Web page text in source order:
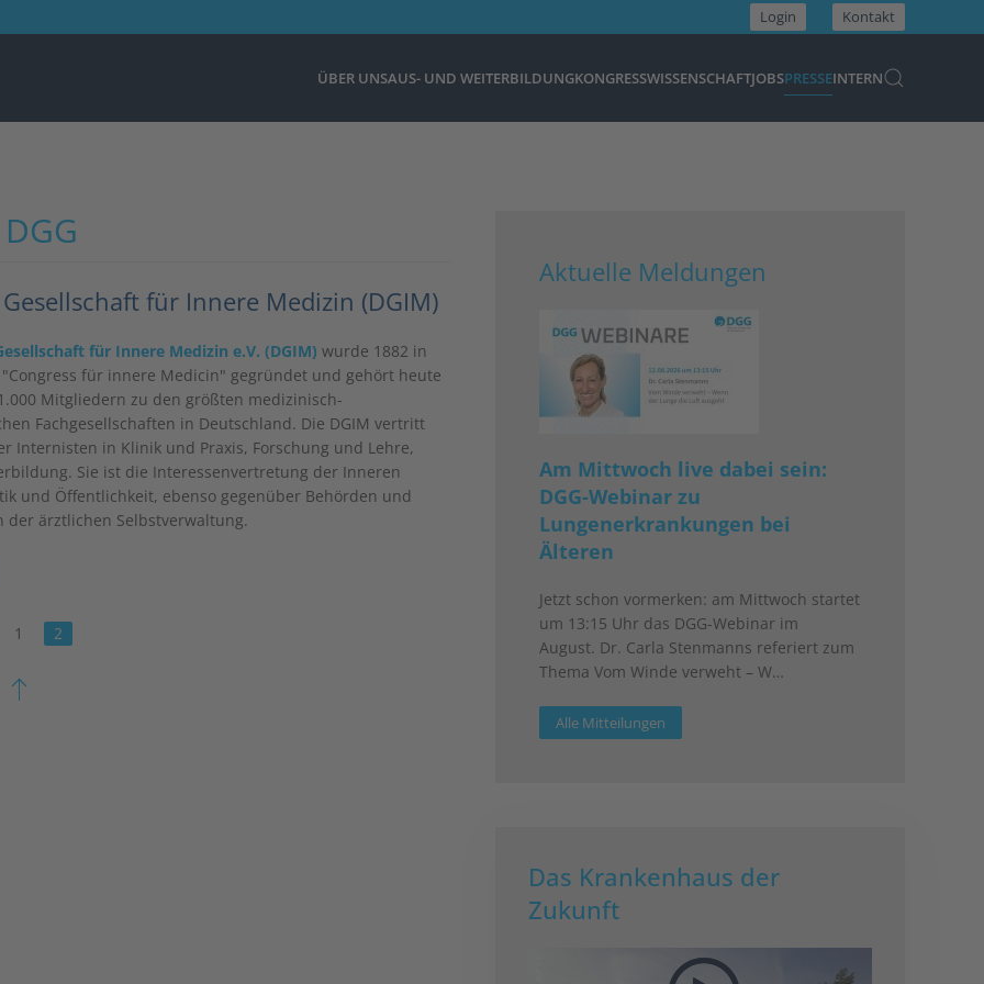
Login Kontakt
ÜBER UNSAUS- UND WEITERBILDUNGKONGRESSWISSENSCHAFTJOBSPRESSEINTERN
für Innere Medizin (DGIM)
für Innere Medizin e.V. (DGIM) wurde 1882 in
für innere Medicin" gegründet und gehört heute
Mitgliedern zu den größten medizinisch-
Fachgesellschaften in Deutschland. Die DGIM vertritt
Internisten in Klinik und Praxis, Forschung und Lehre,
Sie ist die Interessenvertretung der Inneren
und Öffentlichkeit, ebenso gegenüber Behörden und
der ärztlichen Selbstverwaltung.
1 2
Aktuelle Meldungen
Am Mittwoch live dabei sein:
DGG-Webinar zu
Lungenerkrankungen bei
Älteren
Jetzt schon vormerken: am Mittwoch startet
um 13:15 Uhr das DGG-Webinar im
August. Dr. Carla Stenmanns referiert zum
Thema Vom Winde verweht – W…
Alle Mitteilungen
Das Krankenhaus der
Zukunft